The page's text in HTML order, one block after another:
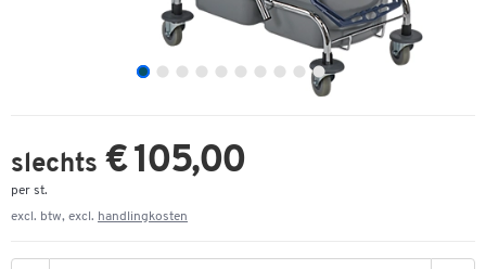
slechts € 105,00
per st.
excl. btw, excl. handlingkosten